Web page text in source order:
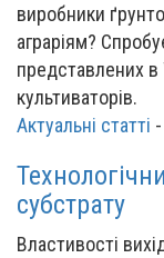
виробники
аграріям?
представлених в
культиваторів.
Актуальні статті -
субстрату
Властивості